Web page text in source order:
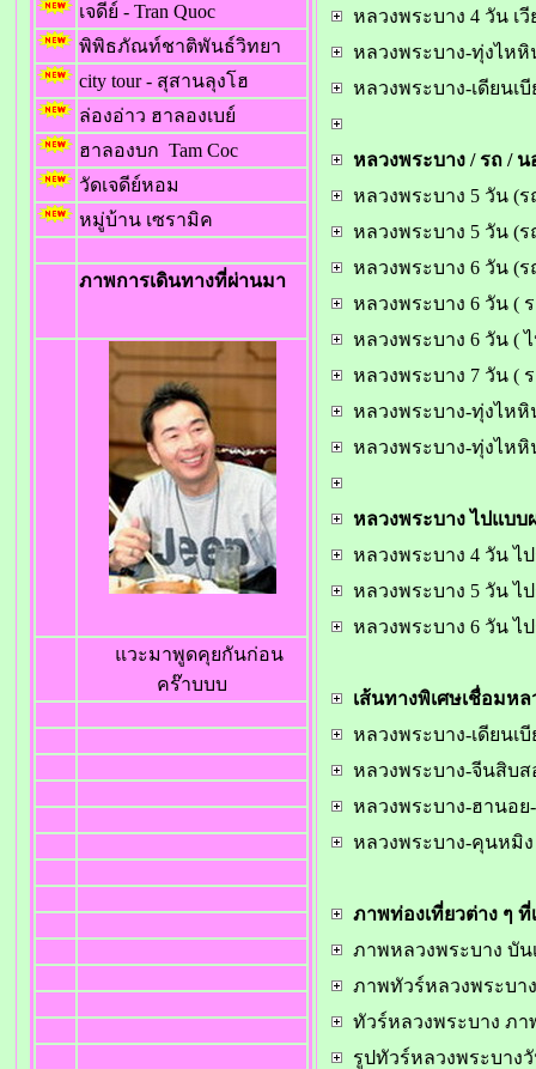
เจดีย์ - Tran Quoc
พิพิธภัณท์ชาติพันธ์วิทยา
city tour - สุสานลุงโฮ
ล่องอ่าว ฮาลองเบย์
ฮาลองบก Tam Coc
วัดเจดีย์หอม
หมู่บ้าน เซรามิค
ภาพการเดินทางที่ผ่านมา
แวะมาพูดคุยกันก่อน
คร๊าบบบ
หลวงพระบาง 4 วัน เ
หลวงพระบาง-ทุ่งไห
หลวงพระบาง-เดียนเ
หลวงพระบาง / รถ /
หลวงพระบาง 5 วัน (
หลวงพระบาง 5 วัน (
หลวงพระบาง 6 วัน (
หลวงพระบาง 6 วัน (
หลวงพระบาง 6 วัน (
หลวงพระบาง 7 วัน (
หลวงพระบาง-ทุ่งไห
หลวงพระบาง-ทุ่งไหหิ
หลวงพระบาง ไปแบ
หลวงพระบาง 4 วัน ไ
หลวงพระบาง 5 วัน ไ
หลวงพระบาง 6 วัน ไ
เส้นทางพิเศษเชื่อมหล
หลวงพระบาง-เดียนเ
หลวงพระบาง-จีนสิบส
หลวงพระบาง-ฮานอย
หลวงพระบาง-คุนหมิง
ภาพท่องเที่ยวต่าง ๆ ที่
ภาพหลวงพระบาง บัน
ภาพทัวร์หลวงพระบา
ทัวร์หลวงพระบาง ภา
รูปทัวร์หลวงพระบาง